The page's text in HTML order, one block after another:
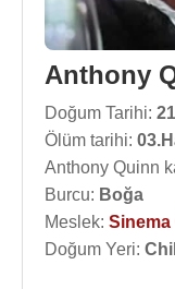
Anthony
Doğum Tarihi:
Ölüm tarihi:
Anthony Quinn
Burcu: Boğa
Meslek:
Doğum Yeri: